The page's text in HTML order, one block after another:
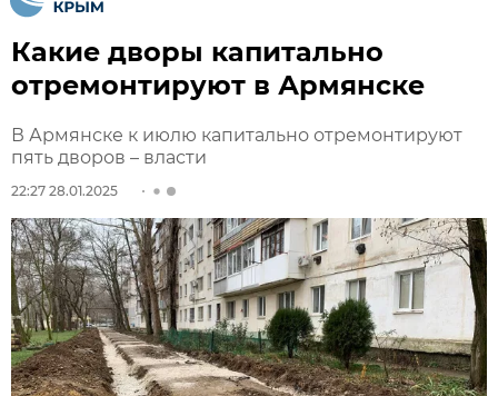
Какие дворы капитально
отремонтируют в Армянске
В Армянске к июлю капитально отремонтируют
пять дворов – власти
22:27 28.01.2025